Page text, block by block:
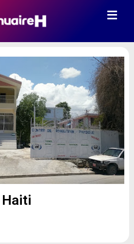
Haiti